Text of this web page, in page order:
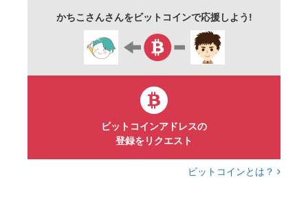
かちこさんさんをビットコインで応援しよう!
ビットコインアドレスの
登録をリクエスト
ビットコインとは？